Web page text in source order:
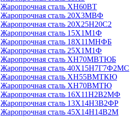
Жаропрочная сталь ХН60ВТ
Жаропрочная сталь 20Х3МВФ
Жаропрочная сталь 20Х25Н20С2
Жаропрочная сталь 15Х1М1Ф
Жаропрочная сталь 18Х11МНФБ
Жаропрочная сталь 25Х1М1Ф
Жаропрочная сталь ХН70МВТЮБ
Жаропрочная сталь 40Х15Н7Г7Ф2МС
Жаропрочная сталь ХН55ВМТКЮ
Жаропрочная сталь ХН70ВМТЮ
Жаропрочная сталь 16Х11Н2В2МФ
Жаропрочная сталь 13Х14Н3В2ФР
Жаропрочная сталь 45Х14Н14В2М